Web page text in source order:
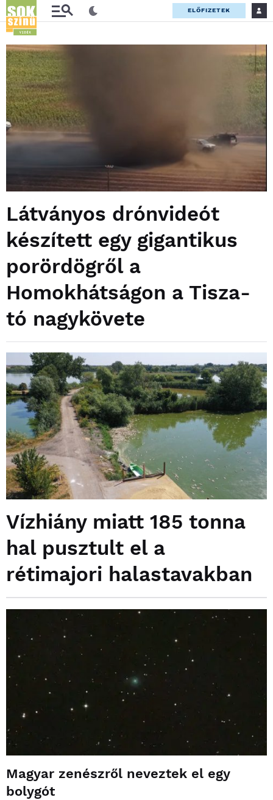
ELŐFIZETEK
Látványos drónvideót
készített egy gigantikus
porördögről a
Homokhátságon a Tisza-
tó nagykövete
Vízhiány miatt 185 tonna
hal pusztult el a
rétimajori halastavakban
Magyar zenészről neveztek el egy
bolygót